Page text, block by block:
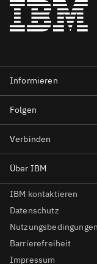
IBM kontaktieren
Datenschutz
Nutzungsbedingungen
Barrierefreiheit
Impressum